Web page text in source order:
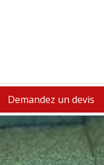
Demandez un devis